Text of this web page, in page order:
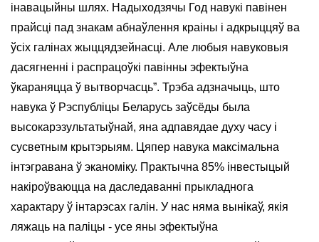
інавацыйны шлях. Надыходзячы Год навукі павінен
прайсці пад знакам абнаўлення краіны і адкрыццяў ва
ўсіх галінах жыццядзейнасці. Але любыя навуковыя
дасягненні і распрацоўкі павінны эфектыўна
ўкараняцца ў вытворчасць”. Трэба адзначыць, што
навука ў Рэспубліцы Беларусь заўсёды была
высокарэзультатыўнай, яна адпавядае духу часу і
сусветным крытэрыям. Цяпер навука максімальна
інтэгравана ў эканоміку. Практычна 85% інвестыцый
накіроўваюцца на даследаванні прыкладнога
характару ў інтарэсах галін. У нас няма вынікаў, якія
ляжаць на паліцы - усе яны эфектыўна